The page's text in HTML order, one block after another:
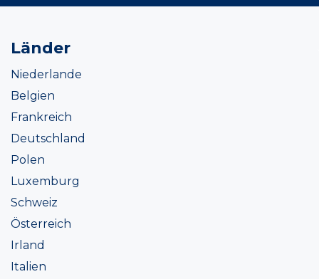
Länder
Niederlande
Belgien
Frankreich
Deutschland
Polen
Luxemburg
Schweiz
Österreich
Irland
Italien